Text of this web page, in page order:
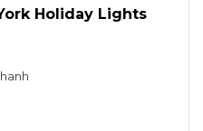
Holiday Lights